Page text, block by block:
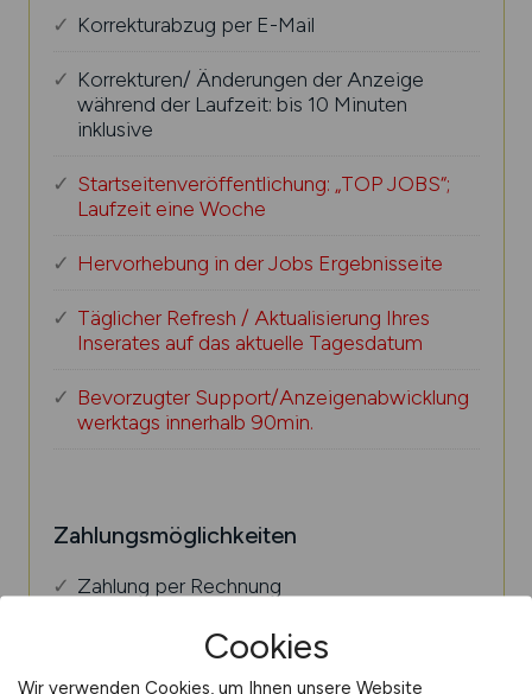
Korrekturabzug per E-Mail
Korrekturen/ Änderungen der Anzeige
während der Laufzeit: bis 10 Minuten
inklusive
Startseitenveröffentlichung: „TOP JOBS“;
Laufzeit eine Woche
Hervorhebung in der Jobs Ergebnisseite
Täglicher Refresh / Aktualisierung Ihres
Inserates auf das aktuelle Tagesdatum
Bevorzugter Support/Anzeigenabwicklung
werktags innerhalb 90min.
Zahlungsmöglichkeiten
Zahlung per Rechnung
Cookies
Wir verwenden Cookies, um Ihnen unsere Website